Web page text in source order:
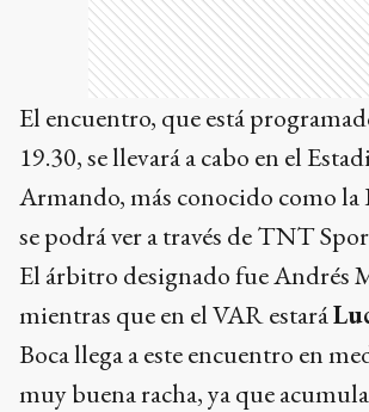
El encuentro, que está
19.30, se llevará a cabo en el
Armando, más conocido como la
se podrá ver a través de TNT
El árbitro designado fue Andrés
mientras que en el VAR estará
Boca llega a este encuentro en
muy buena racha, ya que